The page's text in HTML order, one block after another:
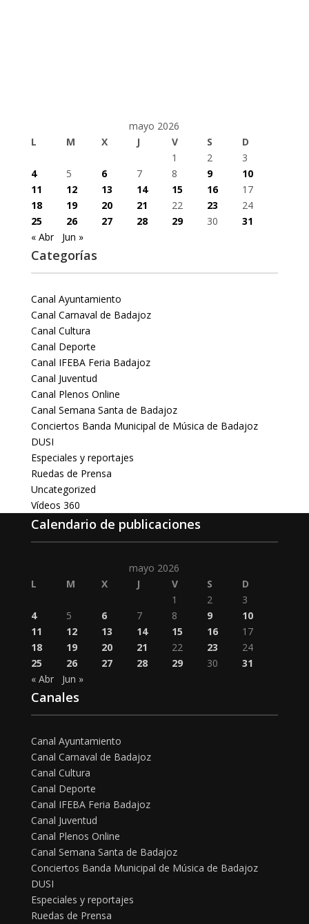
mayo 2026
L
M X J V S
D
1
2
3
4
5 6 7 8 9
10
11
12 13 14 15 16
17
18
19 20 21 22 23
24
25
26 27 28 29 30
31
« Abr
Jun »
Categorías
Canal Ayuntamiento
Canal Carnaval de Badajoz
Canal Cultura
Canal Deporte
Canal IFEBA Feria Badajoz
Canal Juventud
Canal Plenos Online
Canal Semana Santa de Badajoz
Conciertos Banda Municipal de Música de Badajoz
DUSI
Especiales y reportajes
Ruedas de Prensa
Uncategorized
Vídeos 360
Calendario de publicaciones
mayo 2026
L
M X J V S
D
1
2
3
4
5 6 7 8 9
10
11
12 13 14 15 16
17
18
19 20 21 22 23
24
25
26 27 28 29 30
31
« Abr
Jun »
Canales
Canal Ayuntamiento
Canal Carnaval de Badajoz
Canal Cultura
Canal Deporte
Canal IFEBA Feria Badajoz
Canal Juventud
Canal Plenos Online
Canal Semana Santa de Badajoz
Conciertos Banda Municipal de Música de Badajoz
DUSI
Especiales y reportajes
Ruedas de Prensa